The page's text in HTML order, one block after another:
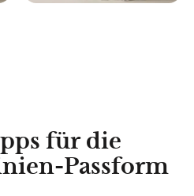
für die
Passform